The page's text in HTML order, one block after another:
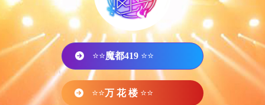
⭐⭐魔都419 ⭐⭐
⭐⭐万 花 楼 ⭐⭐